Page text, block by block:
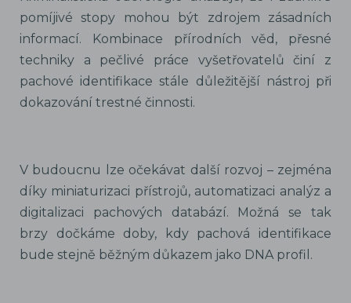
pomíjivé stopy mohou být zdrojem zásadních
informací. Kombinace přírodních věd, přesné
techniky a pečlivé práce vyšetřovatelů činí z
pachové identifikace stále důležitější nástroj při
dokazování trestné činnosti.
V budoucnu lze očekávat další rozvoj – zejména
díky miniaturizaci přístrojů, automatizaci analýz a
digitalizaci pachových databází. Možná se tak
brzy dočkáme doby, kdy pachová identifikace
bude stejně běžným důkazem jako DNA profil.